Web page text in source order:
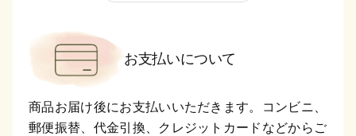
お支払いについて
商品お届け後にお支払いいただきます。コンビニ、
郵便振替、代金引換、クレジットカードなどからご